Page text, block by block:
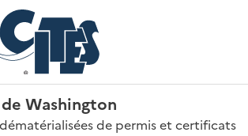
Washington
de permis et certificats